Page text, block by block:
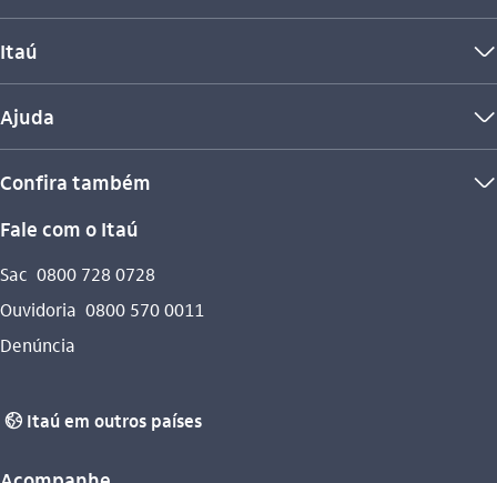
Itaú seta_baixo
Ajuda seta_baixo
Confira também seta_baixo
Fale com o Itaú
Sac 0800 728 0728
Ouvidoria 0800 570 0011
Denúncia
globo_outline Itaú em outros países